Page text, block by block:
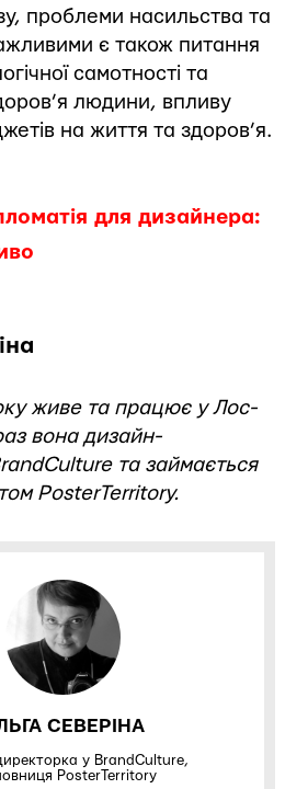
проблеми насильства та
є також питання
самотності та
людини, впливу
на життя та здоров’я.
для дизайнера:
живе та працює у Лос-
вона дизайн-
та займається
PosterTerritory.
СЕВЕРІНА
у BrandCulture,
PosterTerritory